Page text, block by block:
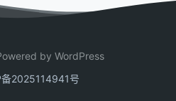
by WordPress
备2025114941号